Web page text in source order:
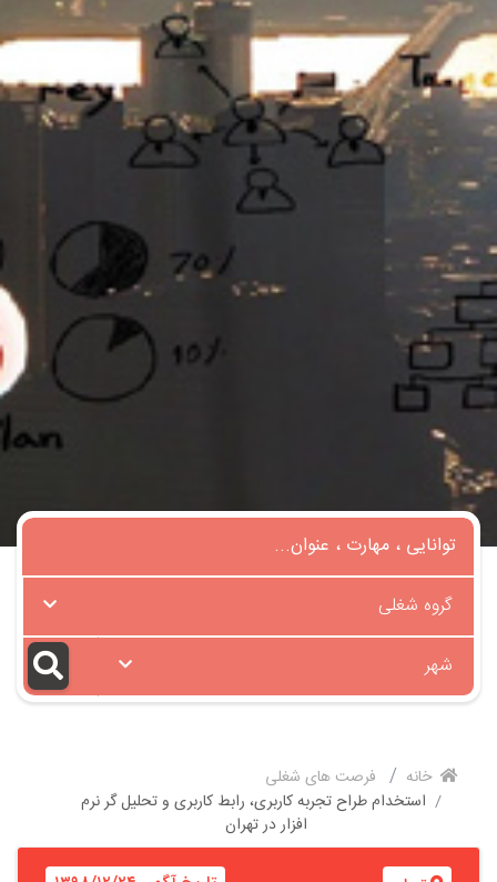
گروه شغلی
شهر
خانه
فرصت های شغلی
استخدام طراح تجربه کاربری، رابط کاربری و تحلیل گر نرم
افزار در تهران